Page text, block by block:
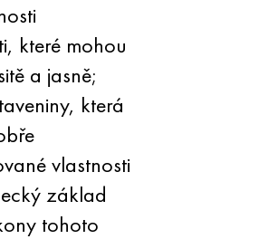
které mohou
a jasně;
která
vlastnosti
základ
tohoto